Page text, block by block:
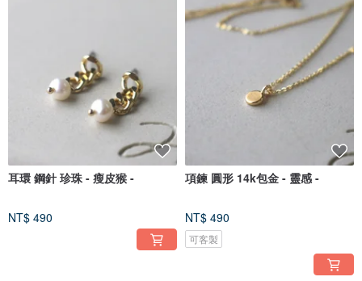
耳環 鋼針 珍珠 - 瘦皮猴 -
NT$ 490
項鍊 圓形 14k包金 - 靈感 -
NT$ 490
可客製